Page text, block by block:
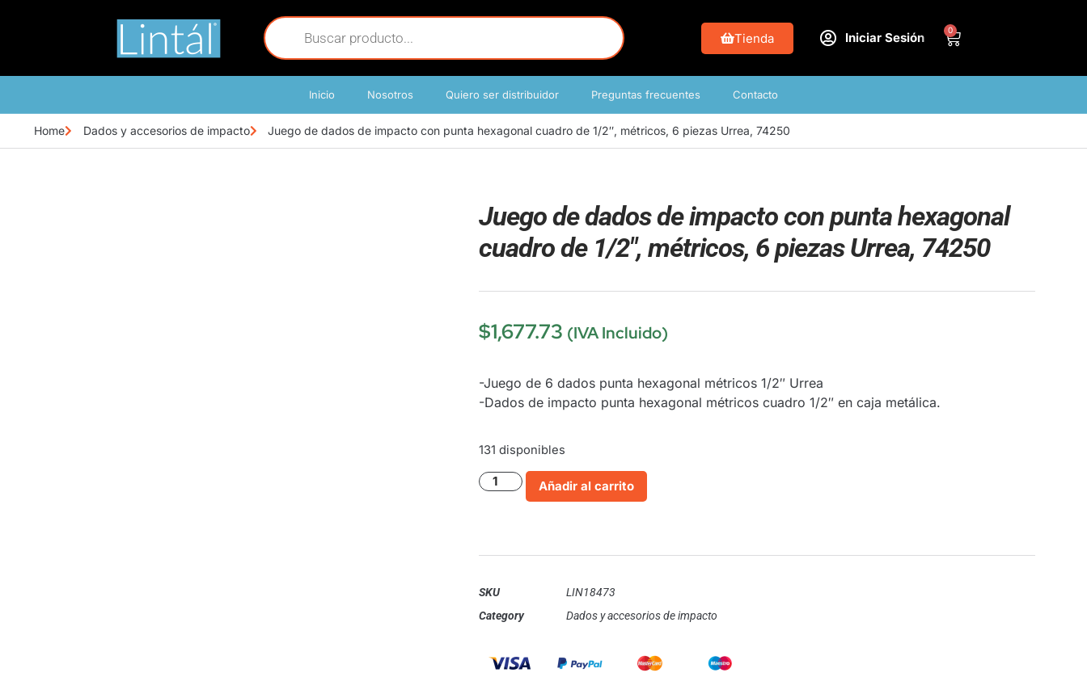
Tienda Iniciar Sesión
0
Inicio Nosotros Quiero ser distribuidor Preguntas frecuentes Contacto
Home Dados y accesorios de impacto Juego de dados de impacto con punta hexagonal cuadro de 1/2″, métricos, 6 piezas Urrea, 74250
Juego de dados de impacto con punta hexagonal
cuadro de 1/2″, métricos, 6 piezas Urrea, 74250
$1,677.73 (IVA Incluido)
-Juego de 6 dados punta hexagonal métricos 1/2″ Urrea
-Dados de impacto punta hexagonal métricos cuadro 1/2″ en caja metálica.
131 disponibles
Añadir al carrito
SKU
LIN18473
Category
Dados y accesorios de impacto